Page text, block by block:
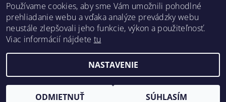
Samoinštalačné klimatizácie, všetky práva vyhradené
cookies
Používame cookies, aby sme Vám umožnili pohodlné
prehliadanie webu a vďaka analýze prevádzky webu
neustále zlepšovali jeho funkcie, výkon a použiteľnosť.
Viac informácií nájdete tu
NASTAVENIE
ODMIETNUŤ SÚHLASÍM